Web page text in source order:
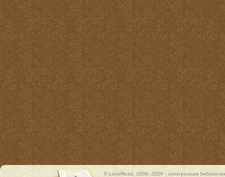
© LoveRead, 2009–2026 - электронная